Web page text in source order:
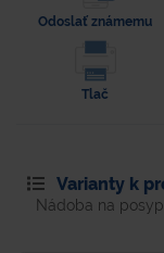
Odoslať známemu
Tlač
Varianty k
Nádoba na posyp